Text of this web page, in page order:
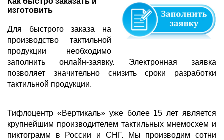
изготовить
Для быстрого заказа на
производство тактильной
продукции необходимо
заполнить онлайн-заявку. Электронная заявка
позволяет значительно снизить сроки разработки
тактильной продукции.
Тифлоцентр «Вертикаль» уже более 15 лет является
крупнейшим производителем тактильных мнемосхем и
пиктограмм в России и СНГ. Мы производим сотни